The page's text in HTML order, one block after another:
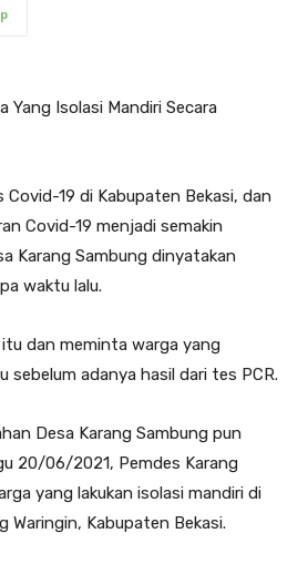
Yang Isolasi Mandiri Secara
Covid-19 di Kabupaten Bekasi, dan
Covid-19 menjadi semakin
Karang Sambung dinyatakan
waktu lalu.
dan meminta warga yang
adanya hasil dari tes PCR.
Desa Karang Sambung pun
20/06/2021, Pemdes Karang
yang lakukan isolasi mandiri di
Waringin, Kabupaten Bekasi.